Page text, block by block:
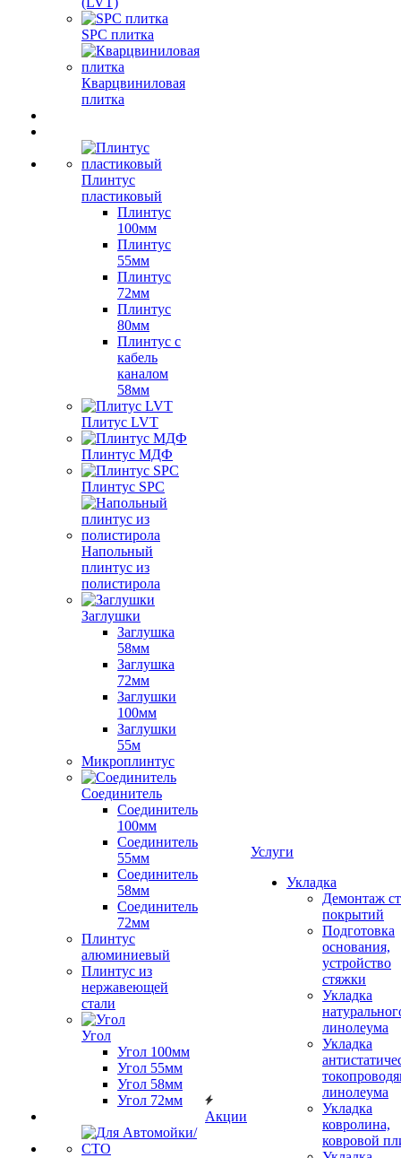
SPC плитка
Кварцвиниловая
плитка
Плинтус
пластиковый
Плинтус
100мм
Плинтус
55мм
Плинтус
72мм
Плинтус
80мм
Плинтус с
кабель
каналом
58мм
Плитус LVT
Плинтус МДФ
Плинтус SPC
Напольный
плинтус из
полистирола
Заглушки
Заглушка
58мм
Заглушка
72мм
Заглушки
100мм
Заглушки
55м
Микроплинтус
Соединитель
Соединитель
100мм
Соединитель
55мм
Соединитель
58мм
Соединитель
72мм
Плинтус
алюминиевый
Плинтус из
нержавеющей
стали
Угол
Угол 100мм
Угол 55мм
Угол 58мм
Угол 72мм
Акции
Услуги
Укладка
Демонтаж
покрытий
Подготовка
основания,
устройство
стяжки
Укладка
линолеума
Укладка
линолеума
Укладка
ковролина,
ковровой